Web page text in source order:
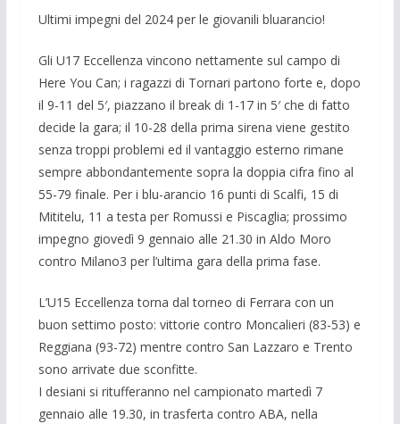
Ultimi impegni del 2024 per le giovanili bluarancio!
Gli U17 Eccellenza vincono nettamente sul campo di
Here You Can; i ragazzi di Tornari partono forte e, dopo
il 9-11 del 5′, piazzano il break di 1-17 in 5′ che di fatto
decide la gara; il 10-28 della prima sirena viene gestito
senza troppi problemi ed il vantaggio esterno rimane
sempre abbondantemente sopra la doppia cifra fino al
55-79 finale. Per i blu-arancio 16 punti di Scalfi, 15 di
Mititelu, 11 a testa per Romussi e Piscaglia; prossimo
impegno giovedì 9 gennaio alle 21.30 in Aldo Moro
contro Milano3 per l’ultima gara della prima fase.
L’U15 Eccellenza torna dal torneo di Ferrara con un
buon settimo posto: vittorie contro Moncalieri (83-53) e
Reggiana (93-72) mentre contro San Lazzaro e Trento
sono arrivate due sconfitte.
I desiani si ritufferanno nel campionato martedì 7
gennaio alle 19.30, in trasferta contro ABA, nella